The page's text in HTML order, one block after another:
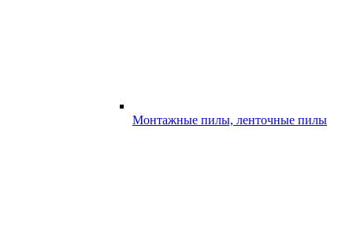
Монтажные пилы, ленточные пилы